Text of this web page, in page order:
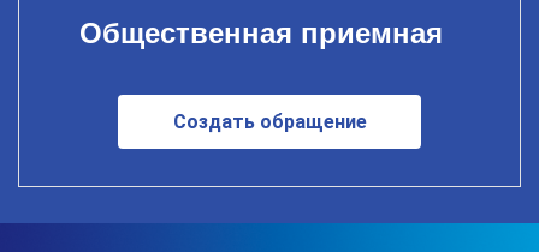
Общественная приемная
Создать обращение